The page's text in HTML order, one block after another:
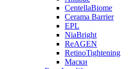
CentellaBiome
Cerama Barrier
EPL
NiaBright
ReAGEN
RetinoTightening
Маски